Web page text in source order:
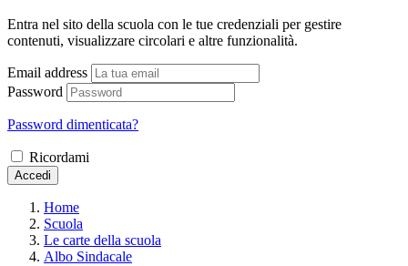
Entra nel sito della scuola con le tue credenziali per gestire
contenuti, visualizzare circolari e altre funzionalità.
Email address
Password
Password dimenticata?
Ricordami
Accedi
Home
Scuola
Le carte della scuola
Albo Sindacale